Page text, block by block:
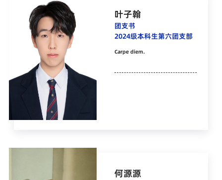
叶子翰
团支书
2024级本科生第六团支部
Carpe diem.
何源源